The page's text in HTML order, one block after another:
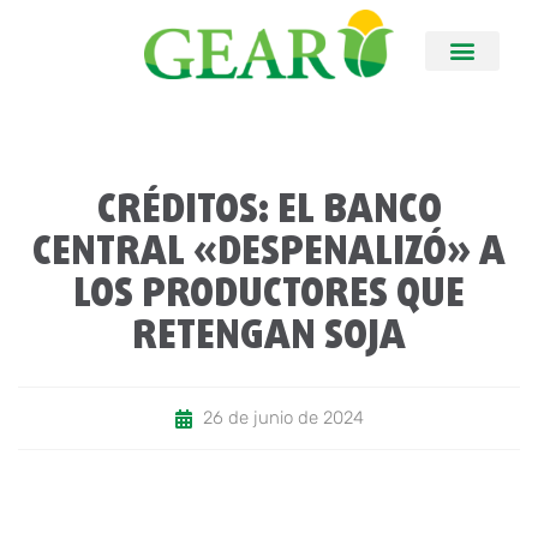
CRÉDITOS: EL BANCO
CENTRAL «DESPENALIZÓ» A
LOS PRODUCTORES QUE
RETENGAN SOJA
26 de junio de 2024